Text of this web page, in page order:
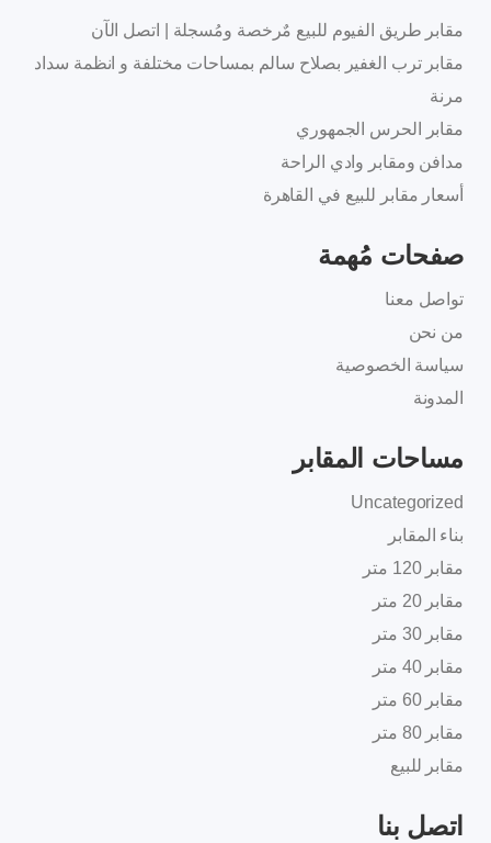
مقابر طريق الفيوم للبيع مٌرخصة ومُسجلة | اتصل الآن
مقابر ترب الغفير بصلاح سالم بمساحات مختلفة و انظمة سداد
مرنة
مقابر الحرس الجمهوري
مدافن ومقابر وادي الراحة
أسعار مقابر للبيع في القاهرة
صفحات مُهمة
تواصل معنا
من نحن
سياسة الخصوصية
المدونة
مساحات المقابر
Uncategorized
بناء المقابر
مقابر 120 متر
مقابر 20 متر
مقابر 30 متر
مقابر 40 متر
مقابر 60 متر
مقابر 80 متر
مقابر للبيع
اتصل بنا